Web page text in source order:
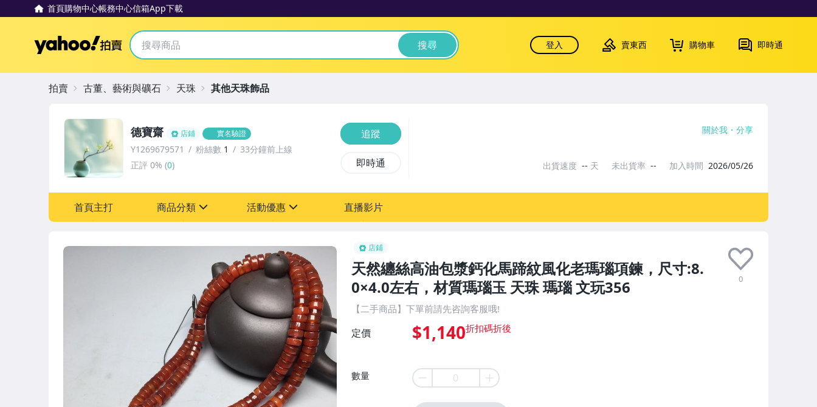
首頁購物中心帳務中心信箱App下載
Yahoo拍賣 搜尋 登入 賣東西 購物車 即時通
店鋪
天然纏絲高油包漿鈣化馬蹄紋風化老瑪瑙項鍊，尺寸:8.
0×4.0左右，材質瑪瑙玉 天珠 瑪瑙 文玩356
0
【二手商品】下單前請先咨詢客服哦!
定價 $1,140
數量
德寶齋 店鋪 實名驗證
Y1269679571 粉絲數 1
33分鐘前上線
正評 0% (0)
追蹤
即時通
關於我 分享
出貨速度 -- 天 未出貨率 -- 加入時間 2026/05/26
首頁主打 商品分類 活動優惠 直播影片
拍賣 古董、藝術與礦石 天珠 其他天珠飾品